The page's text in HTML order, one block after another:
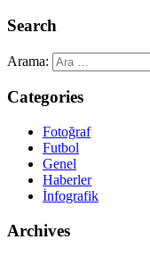
Search
Arama:
Categories
Fotoğraf
Futbol
Genel
Haberler
İnfografik
Archives